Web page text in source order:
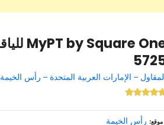
– الإمارات العربية المتحدة – رأس الخيمة
موقع رأس الخيمة